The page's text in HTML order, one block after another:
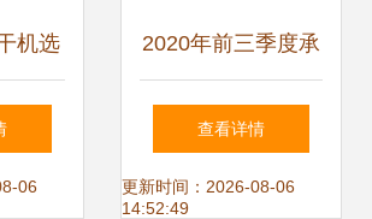
机选
格、
息全
06
2020年前三季度承
租人行业分布统计
查看详情
更新时间：2026-08-06
14:52:49